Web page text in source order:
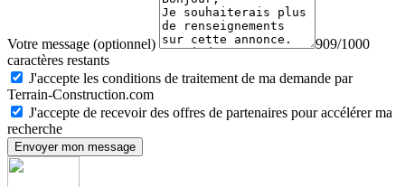
Votre message (optionnel)
909/1000
caractères restants
J'accepte les conditions de traitement de ma demande par
Terrain-Construction.com
J'accepte de recevoir des offres de partenaires pour accélérer ma
recherche
Envoyer mon message